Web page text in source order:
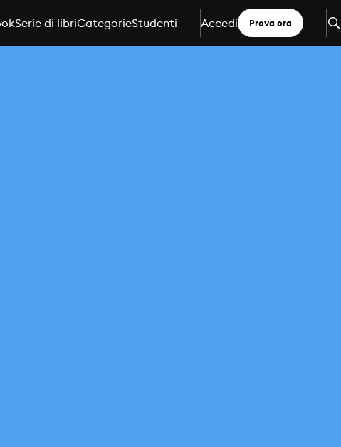
Serie di libriCategorieStudenti Accedi Prova ora